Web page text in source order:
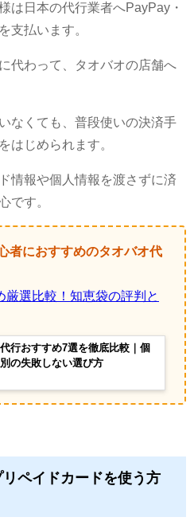
は日本の代行業者へPayPay・
支払います。
代わって、タオバオの店舗へ
なくても、普段使いの決済手
はじめられます。
情報や個人情報を渡さずに済
です。
者におすすめのタオバオ代
厳選比較！知恵袋の評判と
行おすすめ7選を徹底比較｜個
の失敗しない選び方
ペイドカードを使う方